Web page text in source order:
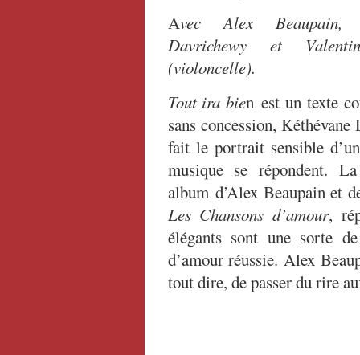
Avec Alex Beaupain,
Davrichewy et
(violoncelle).
Tout ira bien est un texte
sans concession, Kéthévane
fait le portrait sensible
musique se répondent.
album d’Alex Beaupain et
Les Chansons d’amour,
élégants sont une sorte
d’amour réussie. Alex
tout dire, de passer du rire